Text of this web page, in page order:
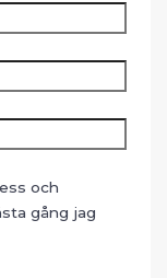
och
gång jag